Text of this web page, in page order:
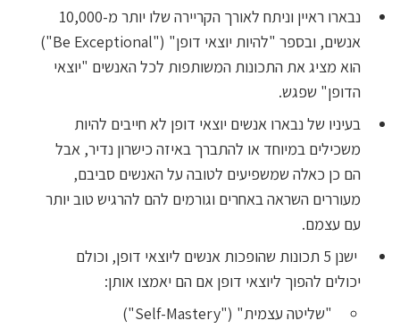
נבארו ראיין וניתח לאורך הקריירה שלו יותר מ-10,000
אנשים, ובספר "להיות יוצאי דופן" ("Be Exceptional")
הוא מציג את התכונות המשותפות לכל האנשים "יוצאי
הדופן" שפגש.
בעיניו של נבארו אנשים יוצאי דופן לא חייבים להיות
משכילים במיוחד או להתברך באיזה כישרון נדיר, אבל
הם כן כאלה שמשפיעים לטובה על האנשים סביבם,
מעוררים השראה באחרים וגורמים להם להרגיש טוב יותר
עם עצמם.
ישנן 5 תכונות שהופכות אנשים ליוצאי דופן, וכולם
יכולים להפוך ליוצאי דופן אם הם יאמצו אותן:
"שליטה עצמית" ("Self-Mastery")